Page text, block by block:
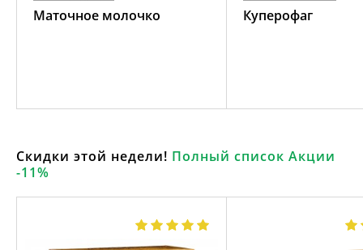
Маточное молочко Куперофаг
Скидки этой недели! Полный список Акции
-11%